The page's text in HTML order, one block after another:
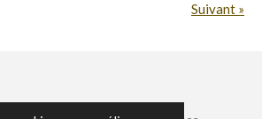
Suivant »